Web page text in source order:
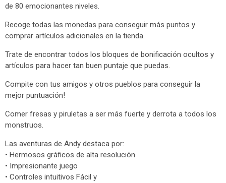
de 80 emocionantes niveles.
Recoge todas las monedas para conseguir más puntos y
comprar artículos adicionales en la tienda.
Trate de encontrar todos los bloques de bonificación ocultos y
artículos para hacer tan buen puntaje que puedas.
Compite con tus amigos y otros pueblos para conseguir la
mejor puntuación!
Comer fresas y piruletas a ser más fuerte y derrota a todos los
monstruos.
Las aventuras de Andy destaca por:
• Hermosos gráficos de alta resolución
• Impresionante juego
• Controles intuitivos Fácil y